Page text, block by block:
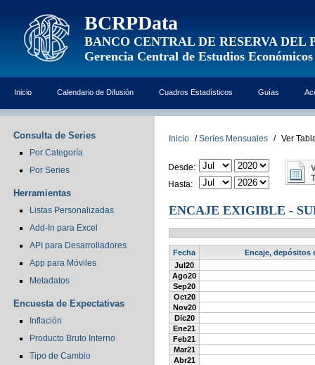
BCRPData
BANCO CENTRAL DE RESERVA DEL
Gerencia Central de Estudios Económicos
Inicio Calendario de Difusión Cuadros Estadísticos Guías
Consulta de Series
Por Categoría
Por Series
Herramientas
Listas Personalizadas
Add-In para Excel
API para Desarrolladores
App para Móviles
Metadatos
Encuesta de Expectativas
Inflación
Producto Bruto Interno
Tipo de Cambio
Inicio / Series Mensuales / Ver
Desde:
Hasta:
ENCAJE EXIGIBLE -
Fecha
Encaje, depósitos
Jul20
Ago20
Sep20
Oct20
Nov20
Dic20
Ene21
Feb21
Mar21
Abr21